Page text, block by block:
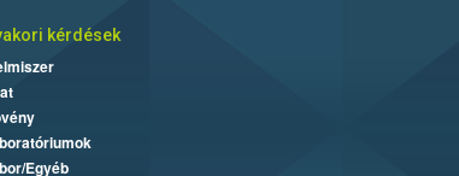
kérdések
Egyéb